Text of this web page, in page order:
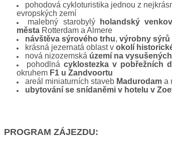
pohodová cykloturistika jednou z
evropských zemí
malebný starobylý
holandský
města Rotterdam a Almere
návštěva sýrového trhu, výrobny sýrů
krásná jezernatá oblast v okolí
nová nizozemská území na
pohodlnácyklostezka v pobřežních
okruhem F1 u Zandvoortu
areál miniaturních staveb Madurodam a
ubytování se snídaněmi v hotelu v
PROGRAM ZÁJEZDU: